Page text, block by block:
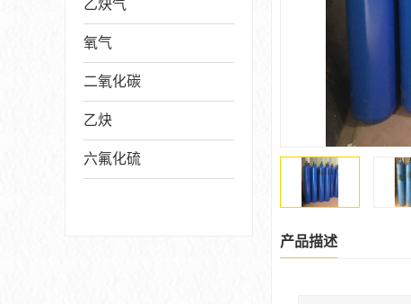
乙炔气
氧气
二氧化碳
乙炔
六氟化硫
产品描述